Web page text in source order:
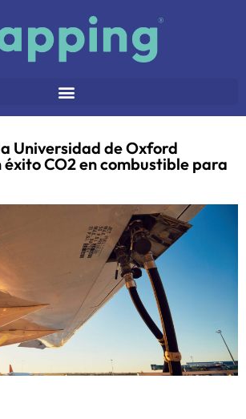
Universidad de Oxford
CO2 en combustible para